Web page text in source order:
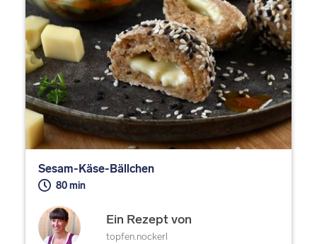
Sesam-Käse-Bällchen
80 min
Ein Rezept von
topfen.nockerl